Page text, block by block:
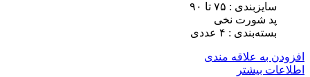
سایزبندی : ٧۵ تا ٩٠
پد شورت نخی
بسته‌بندی : ۴ عددی
افزودن به علاقه مندی
اطلاعات بیشتر